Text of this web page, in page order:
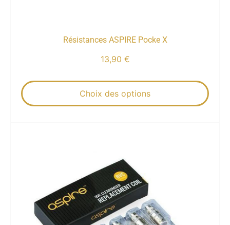
Résistances ASPIRE Pocke X
13,90 €
Choix des options